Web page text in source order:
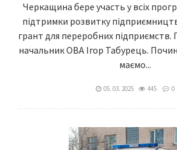
Черкащина бере участь у всіх
підтримки розвитку
грант для переробних
начальник ОВА Ігор Табурець.
маємо...
05. 03. 2025 445 0